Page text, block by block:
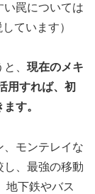
罠については
ています）
、 現在のメキ
用すれば、初
す。
、モンテレイな
し、最強の移動
地下鉄やバス